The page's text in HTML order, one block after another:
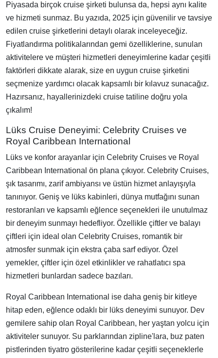
Piyasada birçok cruise şirketi bulunsa da, hepsi aynı kalite
ve hizmeti sunmaz. Bu yazıda, 2025 için güvenilir ve tavsiye
edilen cruise şirketlerini detaylı olarak inceleyeceğiz.
Fiyatlandırma politikalarından gemi özelliklerine, sunulan
aktivitelere ve müşteri hizmetleri deneyimlerine kadar çeşitli
faktörleri dikkate alarak, size en uygun cruise şirketini
seçmenize yardımcı olacak kapsamlı bir kılavuz sunacağız.
Hazırsanız, hayallerinizdeki cruise tatiline doğru yola
çıkalım!
Lüks Cruise Deneyimi: Celebrity Cruises ve
Royal Caribbean International
Lüks ve konfor arayanlar için Celebrity Cruises ve Royal
Caribbean International ön plana çıkıyor. Celebrity Cruises,
şık tasarımı, zarif ambiyansı ve üstün hizmet anlayışıyla
tanınıyor. Geniş ve lüks kabinleri, dünya mutfağını sunan
restoranları ve kapsamlı eğlence seçenekleri ile unutulmaz
bir deneyim sunmayı hedefliyor. Özellikle çiftler ve balayı
çiftleri için ideal olan Celebrity Cruises, romantik bir
atmosfer sunmak için ekstra çaba sarf ediyor. Özel
yemekler, çiftler için özel etkinlikler ve rahatlatıcı spa
hizmetleri bunlardan sadece bazıları.
Royal Caribbean International ise daha geniş bir kitleye
hitap eden, eğlence odaklı bir lüks deneyimi sunuyor. Dev
gemilere sahip olan Royal Caribbean, her yaştan yolcu için
aktiviteler sunuyor. Su parklarından zipline'lara, buz paten
pistlerinden tiyatro gösterilerine kadar çeşitli seçeneklerle